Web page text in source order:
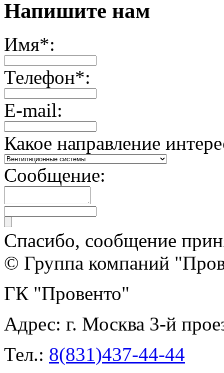
Напишите нам
Имя*:
Телефон*:
E-mail:
Какое направление
Сообщение:
Спасибо, сообщение
© Группа компаний
ГК "Провенто"
Адрес: г. Москва 3-й
Тел.: 8(831)437-44-44